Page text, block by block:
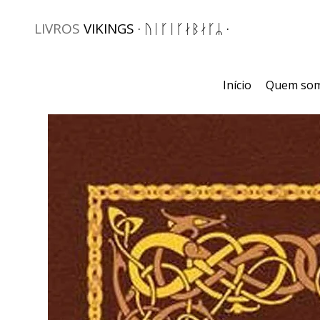
Início Quem
LIVROS VIKINGS · ᚢᛁᚴᛁᚴᛅᛒᛅᚴᛦ ·